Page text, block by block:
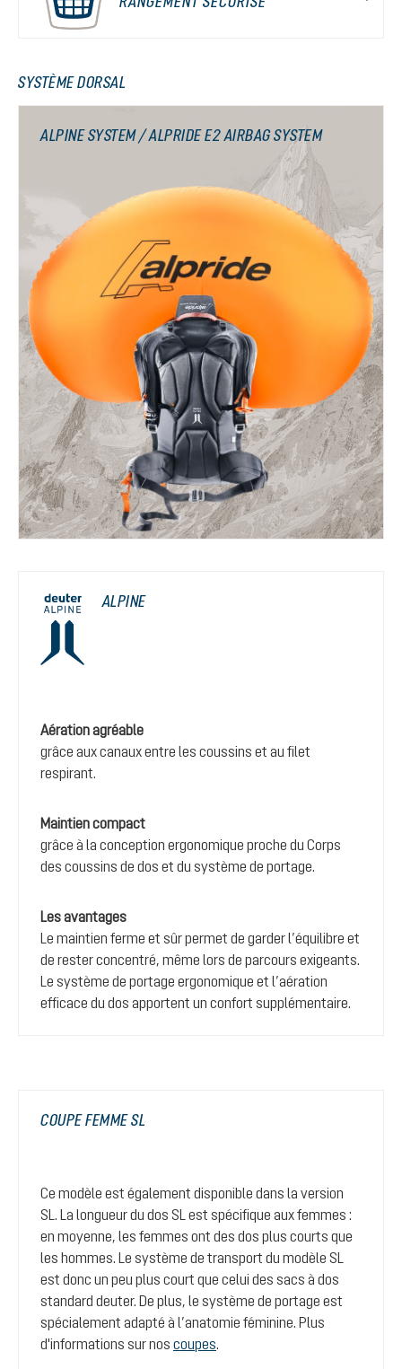
SYSTÈME DORSAL
ALPINE
Aération agréable
grâce aux canaux entre les coussins et au filet
respirant.
Maintien compact
grâce à la conception ergonomique proche du Corps
des coussins de dos et du système de portage.
Les avantages
Le maintien ferme et sûr permet de garder l’équilibre et
de rester concentré, même lors de parcours exigeants.
Le système de portage ergonomique et l’aération
efficace du dos apportent un confort supplémentaire.
COUPE FEMME SL
Ce modèle est également disponible dans la version
SL. La longueur du dos SL est spécifique aux femmes :
en moyenne, les femmes ont des dos plus courts que
les hommes. Le système de transport du modèle SL
est donc un peu plus court que celui des sacs à dos
standard deuter. De plus, le système de portage est
spécialement adapté à l’anatomie féminine. Plus
d'informations sur nos coupes.
ALPINE SYSTEM / ALPRIDE E2 AIRBAG SYSTEM